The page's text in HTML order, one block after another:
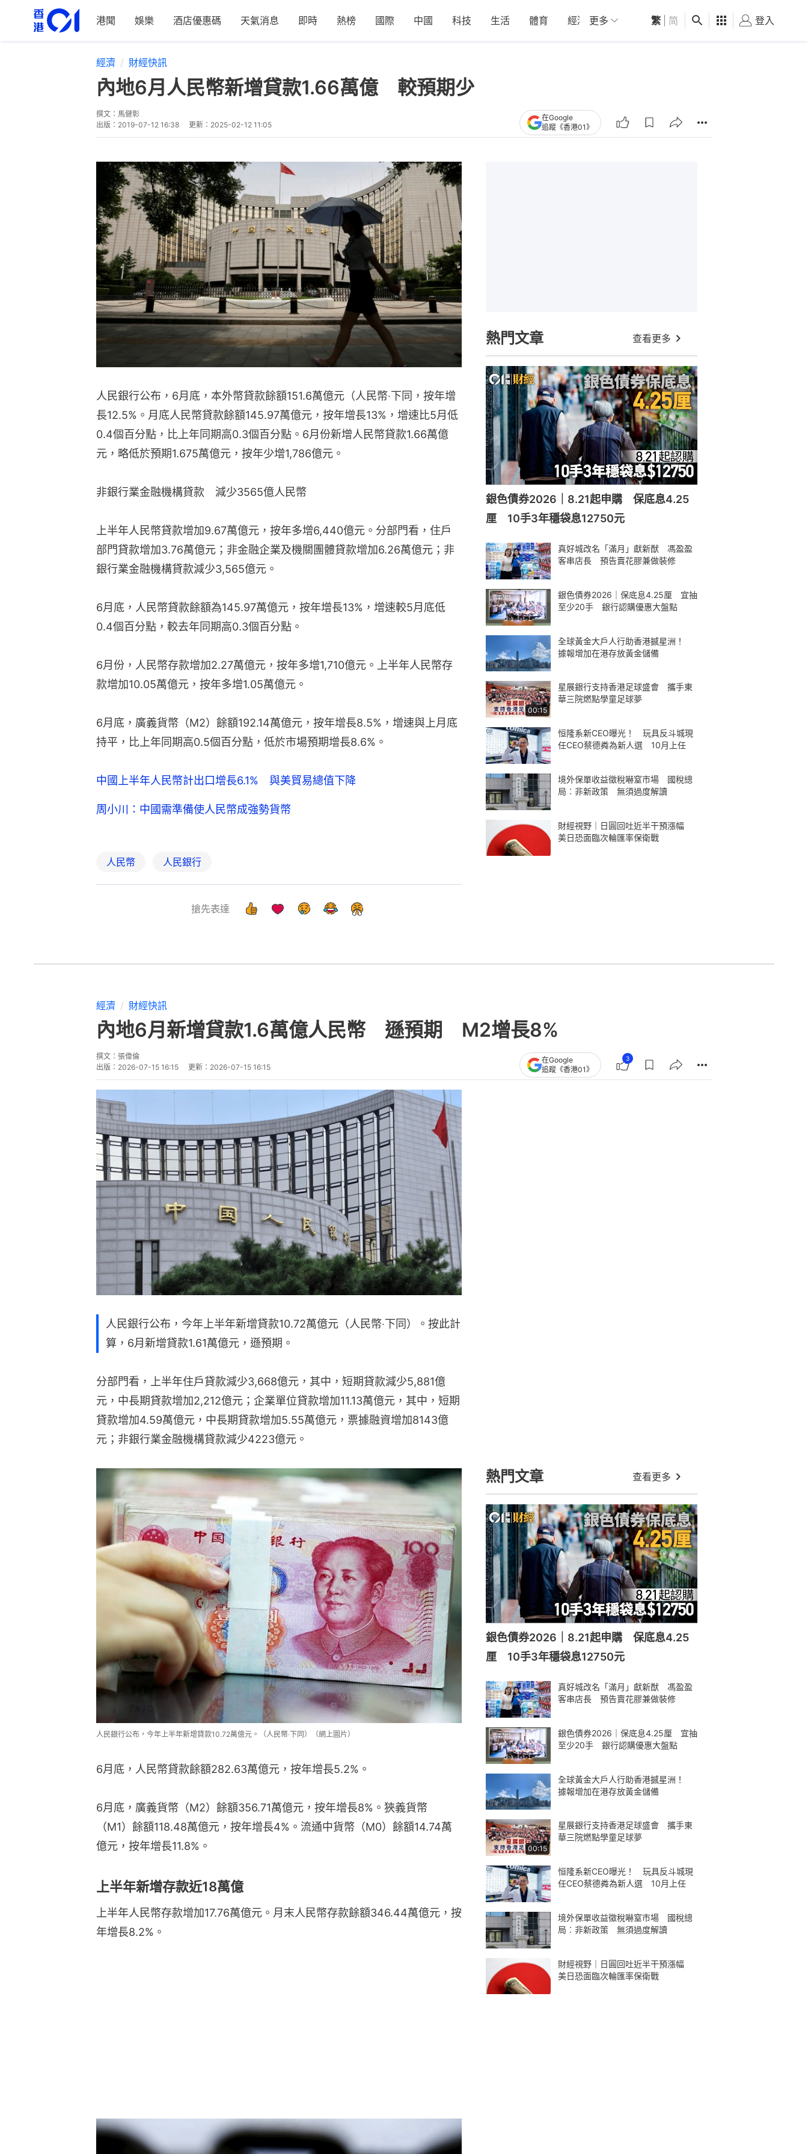
港聞 娛樂 酒店優惠碼 天氣消息 即時 熱榜 國際 中國 科技 生活 體育 經濟 01深圳 觀點 健康 好食玩飛
更多 繁 简 登入
經濟 財經快訊
內地6月人民幣新增貸款1.66萬億 較預期少
撰文： 馬健彰
出版： 2019-07-12 16:38 更新： 2025-02-12 11:05
在Google
追蹤《香港01》
人民銀行公布，6月底，本外幣貸款餘額151.6萬億元（人民幣‧下同，按年增
長12.5%。月底人民幣貸款餘額145.97萬億元，按年增長13%，增速比5月低
0.4個百分點，比上年同期高0.3個百分點。6月份新增人民幣貸款1.66萬億
元，略低於預期1.675萬億元，按年少增1,786億元。
非銀行業金融機構貸款　減少3565億人民幣
上半年人民幣貸款增加9.67萬億元，按年多增6,440億元。分部門看，住戶
部門貸款增加3.76萬億元；非金融企業及機關團體貸款增加6.26萬億元；非
銀行業金融機構貸款減少3,565億元。
6月底，人民幣貸款餘額為145.97萬億元，按年增長13%，增速較5月底低
0.4個百分點，較去年同期高0.3個百分點。
6月份，人民幣存款增加2.27萬億元，按年多增1,710億元。上半年人民幣存
款增加10.05萬億元，按年多增1.05萬億元。
6月底，廣義貨幣（M2）餘額192.14萬億元，按年增長8.5%，增速與上月底
持平，比上年同期高0.5個百分點，低於市場預期增長8.6%。
中國上半年人民幣計出口增長6.1% 與美貿易總值下降
周小川：中國需準備使人民幣成強勢貨幣
人民幣 人民銀行
搶先表達
熱門文章 查看更多
銀色債券2026｜8.21起申購 保底息4.25
厘 10手3年穩袋息12750元
真好城改名「滿月」獻新猷 馮盈盈
客串店長 預告賣花膠兼做裝修
銀色債券2026｜保底息4.25厘 宜抽
至少20手 銀行認購優惠大盤點
全球黃金大戶人行助香港撼星洲！
據報增加在港存放黃金儲備
00:15
星展銀行支持香港足球盛會 攜手東
華三院燃點學童足球夢
恒隆系新CEO曝光！ 玩具反斗城現
任CEO蔡德粦為新人選 10月上任
境外保單收益徵稅嚇窒市場 國稅總
局︰非新政策 無須過度解讀
財經視野｜日圓回吐近半干預漲幅
美日恐面臨次輪匯率保衛戰
經濟 財經快訊
內地6月新增貸款1.6萬億人民幣 遜預期 M2增長8%
撰文： 張偉倫
出版： 2026-07-15 16:15 更新： 2026-07-15 16:15
在Google
追蹤《香港01》
3
人民銀行公布，今年上半年新增貸款10.72萬億元（人民幣‧下同）。按此計
算，6月新增貸款1.61萬億元，遜預期。
分部門看，上半年住戶貸款減少3,668億元，其中，短期貸款減少5,881億
元，中長期貸款增加2,212億元；企業單位貸款增加11.13萬億元，其中，短期
貸款增加4.59萬億元，中長期貸款增加5.55萬億元，票據融資增加8143億
元；非銀行業金融機構貸款減少4223億元。
人民銀行公布，今年上半年新增貸款10.72萬億元。（人民幣‧下同）（網上圖片）
6月底，人民幣貸款餘額282.63萬億元，按年增長5.2%。
6月底，廣義貨幣（M2）餘額356.71萬億元，按年增長8%。狹義貨幣
（M1）餘額118.48萬億元，按年增長4%。流通中貨幣（M0）餘額14.74萬
億元，按年增長11.8%。
上半年新增存款近18萬億
上半年人民幣存款增加17.76萬億元。月末人民幣存款餘額346.44萬億元，按
年增長8.2%。
熱門文章 查看更多
銀色債券2026｜8.21起申購 保底息4.25
厘 10手3年穩袋息12750元
真好城改名「滿月」獻新猷 馮盈盈
客串店長 預告賣花膠兼做裝修
銀色債券2026｜保底息4.25厘 宜抽
至少20手 銀行認購優惠大盤點
全球黃金大戶人行助香港撼星洲！
據報增加在港存放黃金儲備
00:15
星展銀行支持香港足球盛會 攜手東
華三院燃點學童足球夢
恒隆系新CEO曝光！ 玩具反斗城現
任CEO蔡德粦為新人選 10月上任
境外保單收益徵稅嚇窒市場 國稅總
局︰非新政策 無須過度解讀
財經視野｜日圓回吐近半干預漲幅
美日恐面臨次輪匯率保衛戰